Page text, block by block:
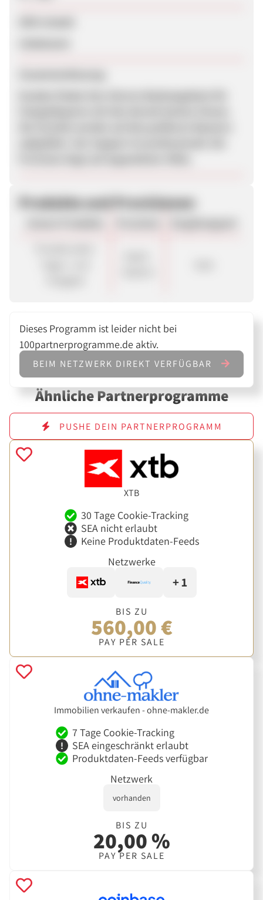
Produkte und Provisionen
Dieses Programm ist leider nicht bei
100partnerprogramme.de aktiv.
BEIM NETZWERK DIREKT VERFÜGBAR
Ähnliche Partnerprogramme
PUSHE DEIN PARTNERPROGRAMM
XTB
30 Tage Cookie-Tracking
SEA nicht erlaubt
Keine Produktdaten-Feeds
Netzwerke
+ 1
BIS ZU
560,00 €
PAY PER SALE
Immobilien verkaufen - ohne-makler.de
7 Tage Cookie-Tracking
SEA eingeschränkt erlaubt
Produktdaten-Feeds verfügbar
Netzwerk
vorhanden
BIS ZU
20,00 %
PAY PER SALE